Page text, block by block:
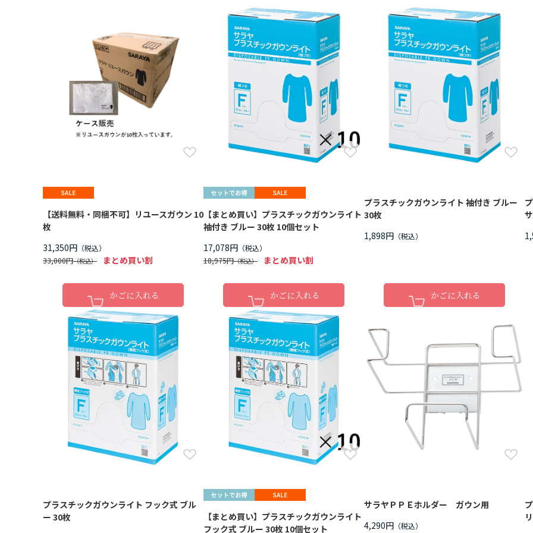
【送料無料・同梱不可】リユースガウン 10
枚
31,350円
33,000円 まとめ買い割
かごに入れる
【まとめ買い】プラスチックガウンライト
袖付き ブルー 30枚 10個セット
17,078円
18,975円 まとめ買い割
かごに入れる
プラスチックガウンライト 袖付き ブルー
30枚
1,898円
かごに入れる
プラスチックガウンライト フック式 ブル
ー 30枚
【まとめ買い】プラスチックガウンライト
フック式 ブルー 30枚 10個セット
サラヤＰＰＥホルダー ガウン用
4,290円